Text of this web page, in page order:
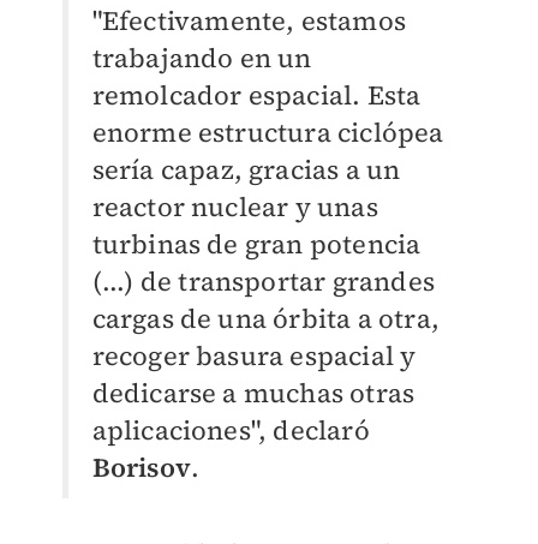
"Efectivamente, estamos
trabajando en un
remolcador espacial. Esta
enorme estructura ciclópea
sería capaz, gracias a un
reactor nuclear y unas
turbinas de gran potencia
(...) de transportar grandes
cargas de una órbita a otra,
recoger basura espacial y
dedicarse a muchas otras
aplicaciones", declaró
Borisov.